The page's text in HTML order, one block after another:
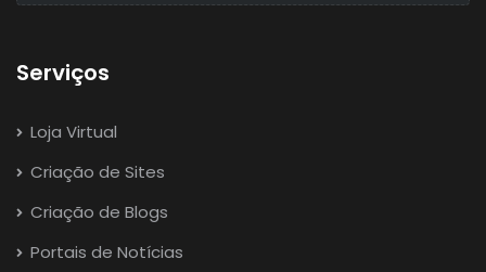
Serviços
Loja Virtual
Criação de Sites
Criação de Blogs
Portais de Notícias